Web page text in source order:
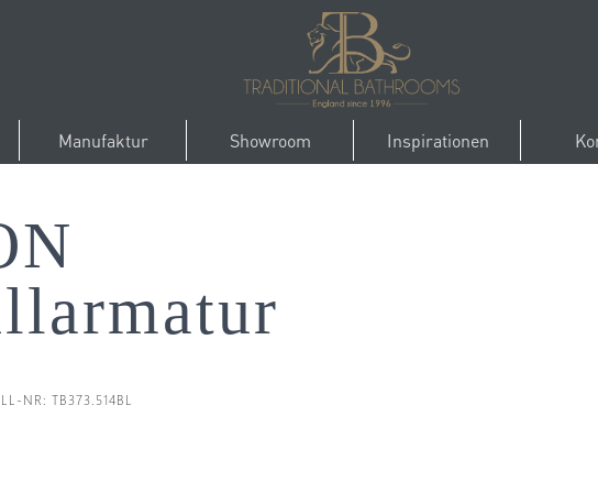
Manufaktur Showroom Inspirationen
NR: TB373.514BL